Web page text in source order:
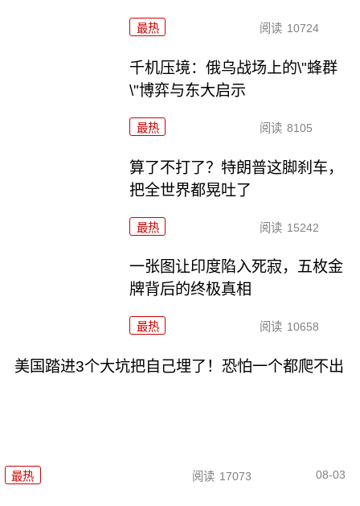
最热 阅读 10724
千机压境：俄乌战场上的\"蜂群
\"博弈与东大启示
最热 阅读 8105
算了不打了？特朗普这脚刹车，
把全世界都晃吐了
最热 阅读 15242
一张图让印度陷入死寂，五枚金
牌背后的终极真相
最热 阅读 10658
美国踏进3个大坑把自己埋了！恐怕一个都爬不出
最热 阅读 17073 08-03